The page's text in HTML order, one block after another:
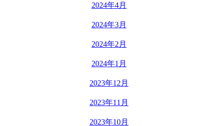
2024年4月
2024年3月
2024年2月
2024年1月
2023年12月
2023年11月
2023年10月